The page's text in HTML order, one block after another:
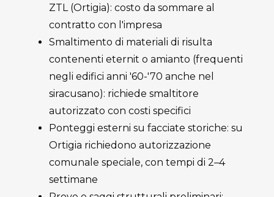
ZTL (Ortigia): costo da sommare al
contratto con l'impresa
Smaltimento di materiali di risulta
contenenti eternit o amianto (frequenti
negli edifici anni '60-'70 anche nel
siracusano): richiede smaltitore
autorizzato con costi specifici
Ponteggi esterni su facciate storiche: su
Ortigia richiedono autorizzazione
comunale speciale, con tempi di 2–4
settimane